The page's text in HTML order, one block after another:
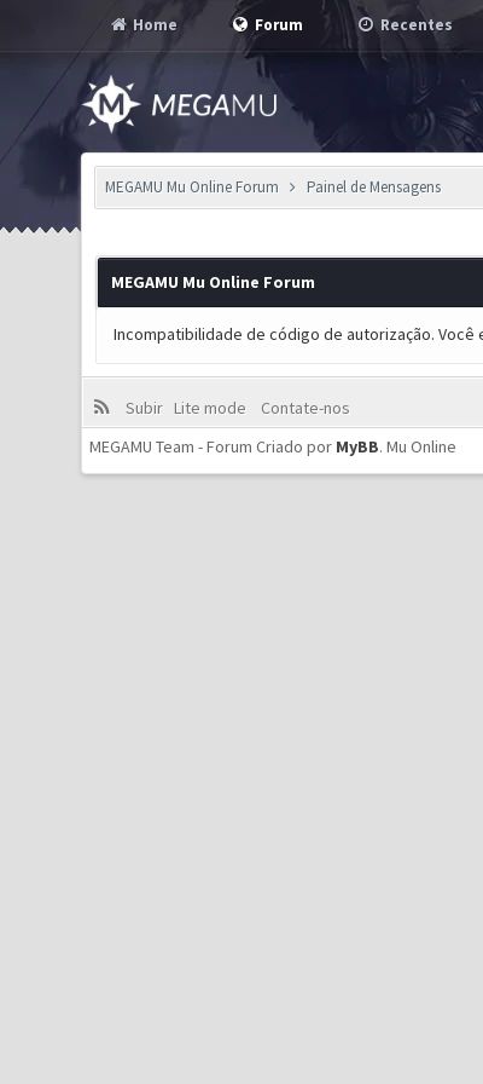
Home Forum Recentes
MEGAMU Mu Online Forum Painel de Mensagens
MEGAMU Mu Online Forum
Incompatibilidade de código de autorização.
Subir Lite mode
Contate-nos
MEGAMU Team - Forum Criado por MyBB.Mu Online